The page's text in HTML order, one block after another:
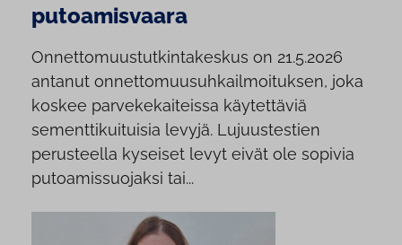
putoamisvaara
Onnettomuustutkintakeskus on 21.5.2026
antanut onnettomuusuhkailmoituksen, joka
koskee parvekekaiteissa käytettäviä
sementtikuituisia levyjä. Lujuustestien
perusteella kyseiset levyt eivät ole sopivia
putoamissuojaksi tai...